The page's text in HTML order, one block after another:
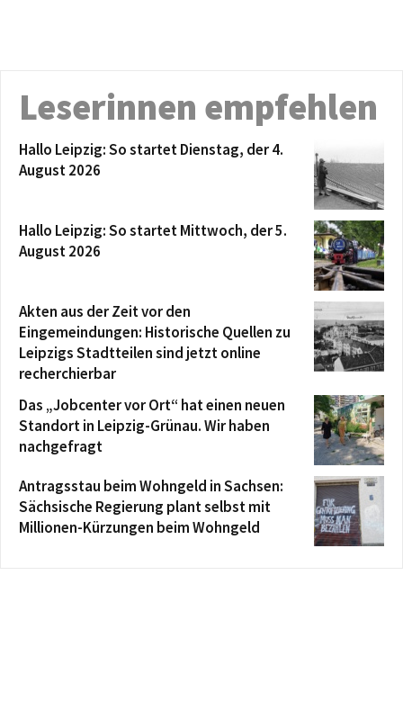
Leserinnen empfehlen
Hallo Leipzig: So startet Dienstag, der 4.
August 2026
Hallo Leipzig: So startet Mittwoch, der 5.
August 2026
Akten aus der Zeit vor den
Eingemeindungen: Historische Quellen zu
Leipzigs Stadtteilen sind jetzt online
recherchierbar
Das „Jobcenter vor Ort“ hat einen neuen
Standort in Leipzig-Grünau. Wir haben
nachgefragt
Antragsstau beim Wohngeld in Sachsen:
Sächsische Regierung plant selbst mit
Millionen-Kürzungen beim Wohngeld